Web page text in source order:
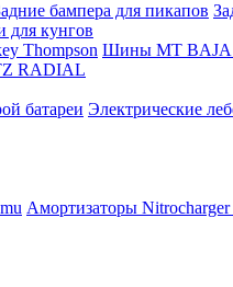
бампера для пикапов
для кунгов
Thompson Шины MT BAJA
RADIAL
батареи Электрические
Амортизаторы Nitrocharger